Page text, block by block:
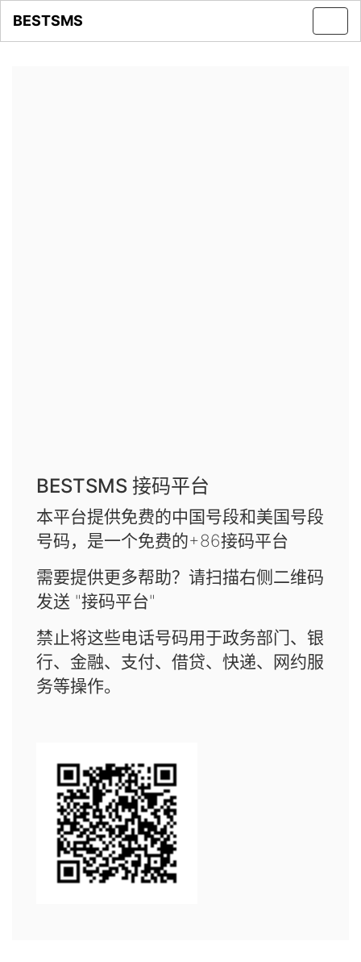
BESTSMS
BESTSMS 接码平台
本平台提供免费的中国号段和美国号段
号码，是一个免费的+86接码平台
需要提供更多帮助？请扫描右侧二维码
发送 "接码平台"
禁止将这些电话号码用于政务部门、银
行、金融、支付、借贷、快递、网约服
务等操作。